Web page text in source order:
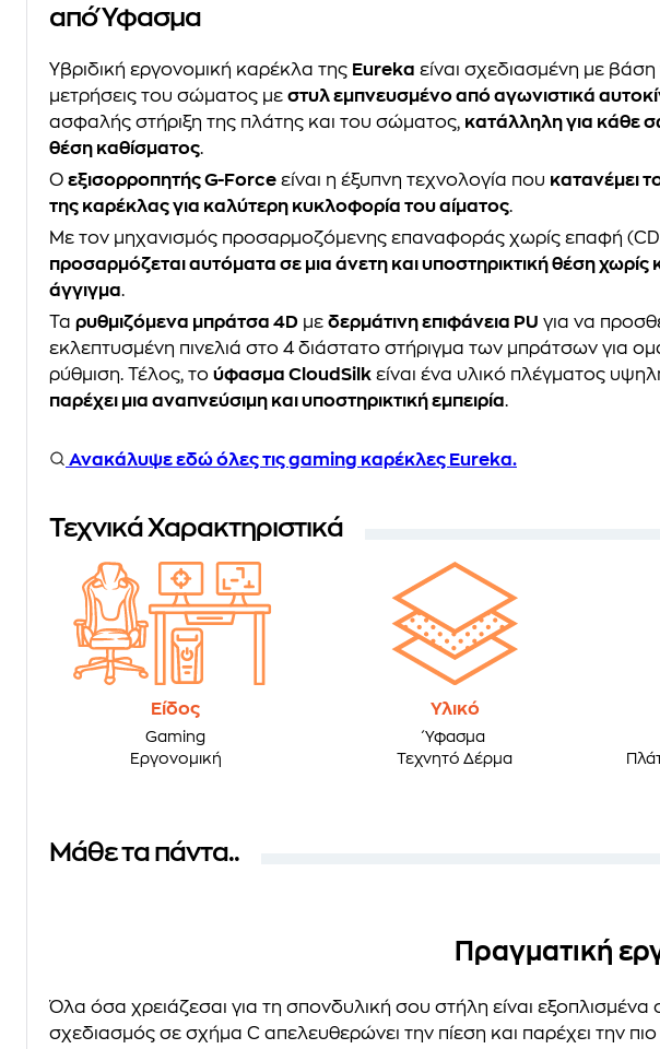
από Ύφασμα
Υβριδική εργονομική καρέκλα της Eureka είναι σχεδιασμένη με
μετρήσεις του σώματος με στυλ εμπνευσμένο από αγωνιστικά
ασφαλής στήριξη της πλάτης και του σώματος, κατάλληλη για κάθε
θέση καθίσματος.
Ο εξισορροπητής G-Force είναι η έξυπνη τεχνολογία που κατανέμει
της καρέκλας για καλύτερη κυκλοφορία του αίματος.
Με τον μηχανισμός προσαρμοζόμενης επαναφοράς χωρίς επαφή
προσαρμόζεται αυτόματα σε μια άνετη και υποστηρικτική θέση
άγγιγμα.
Τα ρυθμιζόμενα μπράτσα 4D με δερμάτινη επιφάνεια PU για να
εκλεπτυσμένη πινελιά στο 4 διάστατο στήριγμα των μπράτσων για
ρύθμιση. Τέλος, το ύφασμα CloudSilk είναι ένα υλικό πλέγματος
παρέχει μια αναπνεύσιμη και υποστηρικτική εμπειρία.
Ανακάλυψε εδώ όλες τις gaming καρέκλες Eureka.
Τεχνικά Χαρακτηριστικά
Είδος
Gaming
Εργονομική
Υλικό
Ύφασμα
Τεχνητό Δέρμα
Μάθε τα πάντα..
Πραγματική
Όλα όσα χρειάζεσαι για τη σπονδυλική σου στήλη είναι εξοπλισμένα
σχεδιασμός σε σχήμα C απελευθερώνει την πίεση και παρέχει την